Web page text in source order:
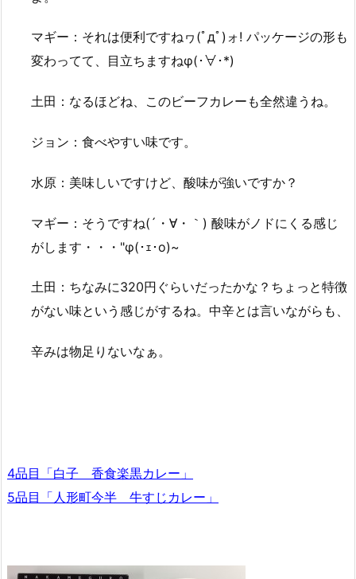
マギー：それは便利ですねヮ(ﾟдﾟ)ォ! パッケージの形も
変わってて、目立ちますねφ(･∀･*)
土田：なるほどね、このビーフカレーも全然違うね。
ジョン：食べやすい味です。
水原：美味しいですけど、酸味が強いですか？
マギー：そうですね(´・∀・｀) 酸味がノドにくる感じ
がします・・・"φ(･ｪ･o)~
土田：ちなみに320円ぐらいだったかな？ちょっと特徴
がない味という感じがするね。中辛とは言いながらも、
辛みは物足りないなぁ。
4品目「白子 香食楽黒カレー」
5品目「人形町今半 牛すじカレー」